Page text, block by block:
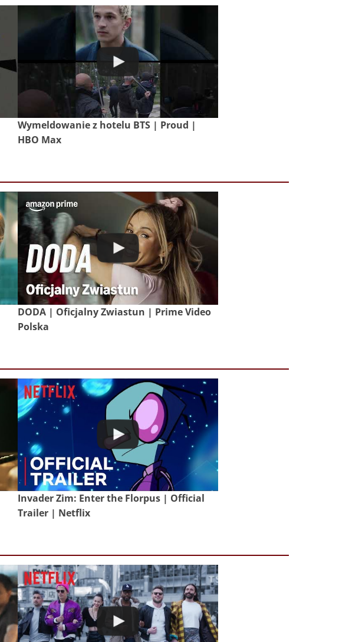
Wymeldowanie z hotelu BTS | Proud |
HBO Max
DODA | Oficjalny Zwiastun | Prime Video
Polska
Invader Zim: Enter the Florpus | Official
Trailer | Netflix